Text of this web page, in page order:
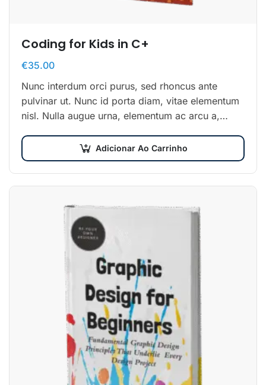
Coding for Kids in C+
€35.00
Nunc interdum orci purus, sed rhoncus ante
pulvinar ut. Nunc id porta diam, vitae elementum
nisl. Nulla augue urna, elementum ac arcu a,
Adicionar Ao Carrinho